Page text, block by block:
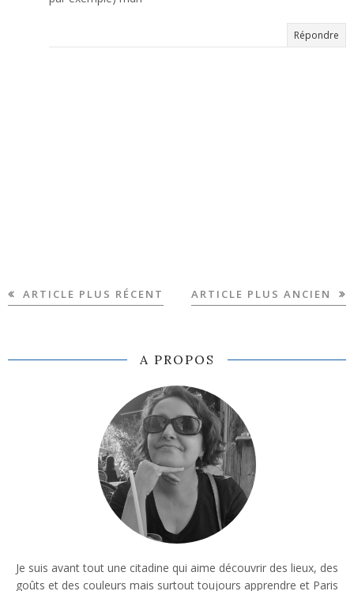
Répondre
ARTICLE PLUS RÉCENT ARTICLE PLUS ANCIEN
A PROPOS
Je suis avant tout une citadine qui aime découvrir des lieux, des
goûts et des couleurs mais surtout toujours apprendre et Paris